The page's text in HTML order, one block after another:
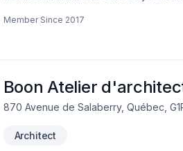
Member Since 2017
Boon Atelier
870 Avenue de Salaberry, Québec,
Architect